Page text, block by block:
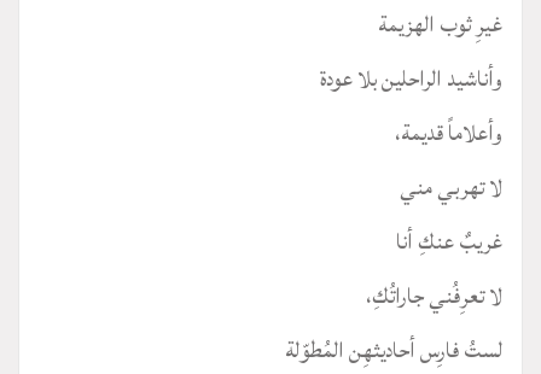
غيرِ ثوب الهزيمة
وأناشيد الراحلين بلا عودة
وأعلاماً قديمة،
لا تهربي مني
غريبٌ عنكِ أنا
لا تعرِفُني جاراتُكِ،
لستُ فارِس أحاديثهِن المُطوّلة